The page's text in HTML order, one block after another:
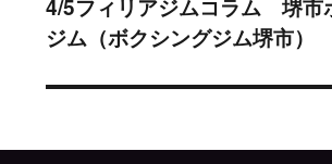
ー
次
の
4/5フィリアジムコラム 堺市
ジム（ボクシングジム堺市）